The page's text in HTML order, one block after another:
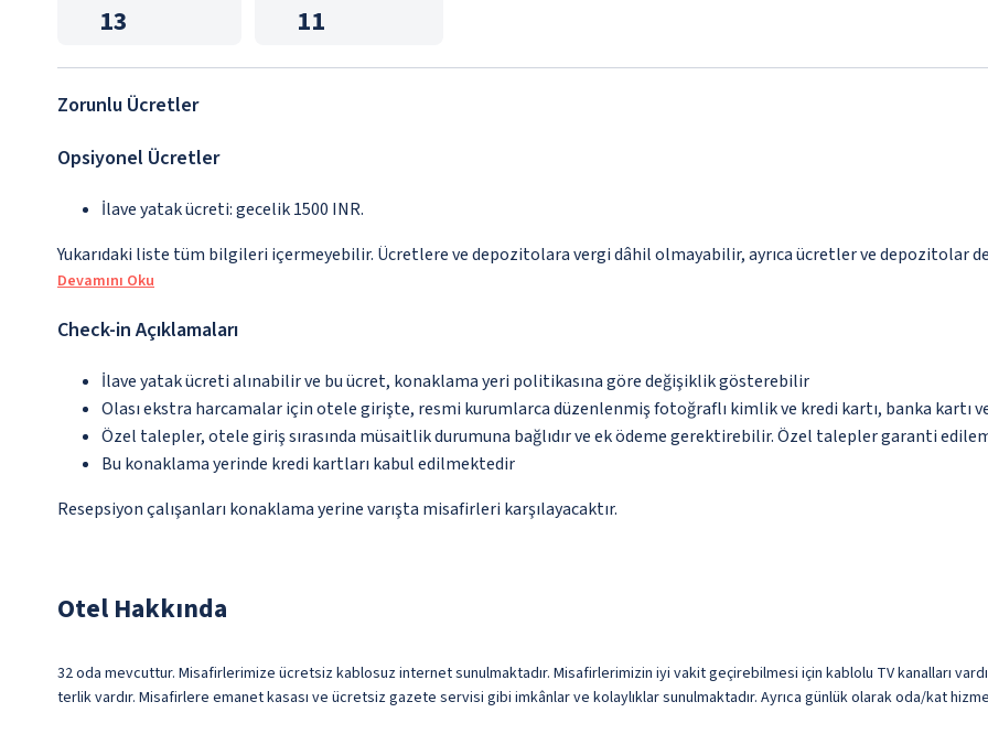
13 11
Zorunlu Ücretler
Opsiyonel Ücretler
İlave yatak ücreti: gecelik 1500 INR.
Yukarıdaki liste tüm bilgileri içermeyebilir. Ücretlere ve depozitolara vergi dâhil olmayabilir, ayrıca ücretler ve depozitolar
Devamını Oku
Check-in Açıklamaları
İlave yatak ücreti alınabilir ve bu ücret, konaklama yeri politikasına göre değişiklik gösterebilir
Olası ekstra harcamalar için otele girişte, resmi kurumlarca düzenlenmiş fotoğraflı kimlik ve kredi kartı, banka kartı
Özel talepler, otele giriş sırasında müsaitlik durumuna bağlıdır ve ek ödeme gerektirebilir. Özel talepler garanti
Bu konaklama yerinde kredi kartları kabul edilmektedir
Resepsiyon çalışanları konaklama yerine varışta misafirleri karşılayacaktır.
Otel Hakkında
32 oda mevcuttur. Misafirlerimize ücretsiz kablosuz internet sunulmaktadır. Misafirlerimizin iyi vakit geçirebilmesi için kablolu TV kanalları
terlik vardır. Misafirlere emanet kasası ve ücretsiz gazete servisi gibi imkânlar ve kolaylıklar sunulmaktadır. Ayrıca günlük olarak oda/kat